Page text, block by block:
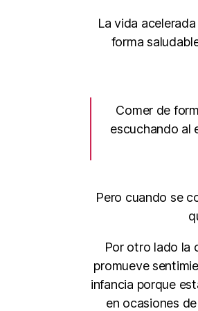
La vida
forma
Comer de
escuchando al
Pero cuando se
Por otro lado la
promueve
infancia porque
en ocasiones